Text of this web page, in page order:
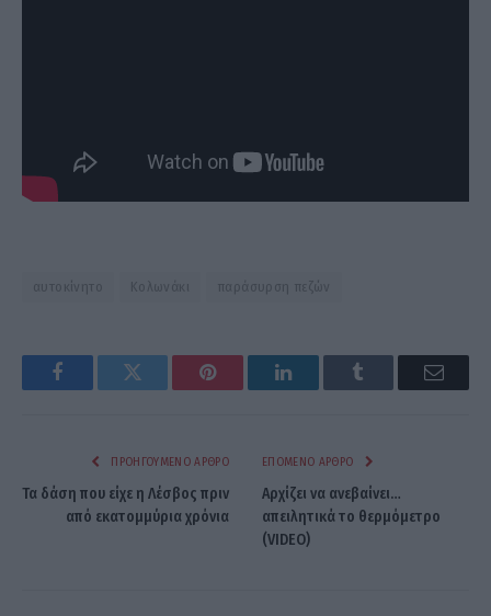
αυτοκίνητο Κολωνάκι παράσυρση πεζών
FacebookTwitter Pinterest LinkedInTumblr Email
ΠΡΟΗΓΟΎΜΕΝΟ ΆΡΘΡΟ
Τα δάση που είχε η Λέσβος πριν
από εκατομμύρια χρόνια
ΕΠΌΜΕΝΟ ΆΡΘΡΟ
Αρχίζει να ανεβαίνει…
απειλητικά το θερμόμετρο
(VIDEO)